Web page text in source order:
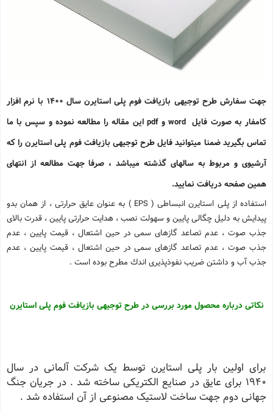
جهت سفارش طرح توجیهی بازیافت فوم پلی استایرن سال 1400 با نرم افزار
کامفار به صورت فایل word و pdf این مقاله را مطالعه نموده و سپس با ما
تماس بگیرید ضمنا میتوانید فایل طرح توجیهی بازیافت فوم پلی استایرن را که
آرشیوی و مربوط به سالهای گذشته میباشد ، صرفا جهت مطالعه از انتهای
همین صفحه دریافت نمایید.
استفاده از پلی استایرن انبساطی ( EPS ) به عنوان عایق حرارتی ، از همان بدو
پیدایش به دلیل چگالی پایین و سهولت نصب ، هدایت حرارتی پایین ، قدرت بالای
جذب صوت ، عدم تصاعد گازهای سمی در حین اشتعال ، قیمت پایین ، عدم
جذب صوت ، عدم تصاعد گازهای سمی در حین اشتعال ، قیمت پایین ، عدم
جذب آب و داشتن ضریب نفوذپذیری اندك مطرح بوده است .
نکاتی درباره محصول مورد بررسی در طرح توجیهی بازیافت فوم پلی استایرن
برای اولین بار پلی استایرن توسط یک شرکت آلمانی در سال
1940 برای عایق در صنایع الکتریکی ساخته شد . در جریان جنگ
جهانی دوم جهت ساخت لاستیک مصنوعی از آن استفاده شد .